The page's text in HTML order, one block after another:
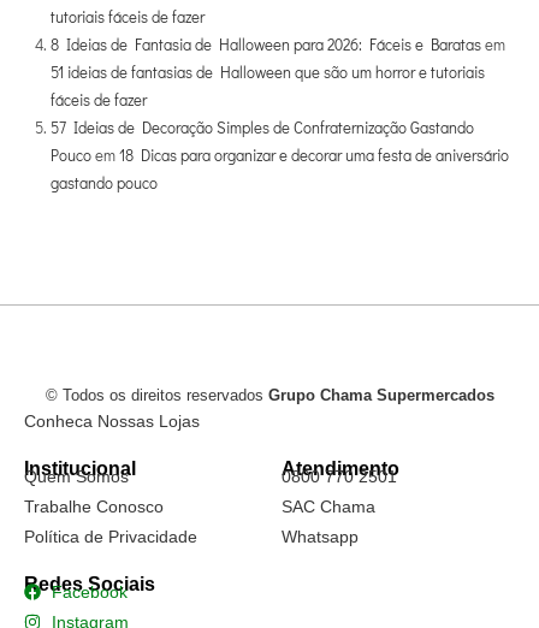
tutoriais fáceis de fazer
8 Ideias de Fantasia de Halloween para 2026: Fáceis e Baratasem
51 ideias de fantasias de Halloween que são um horror e tutoriais
fáceis de fazer
57 Ideias de Decoração Simples de Confraternização Gastando
Poucoem18 Dicas para organizar e decorar uma festa de aniversário
gastando pouco
© Todos os direitos reservados Grupo Chama Supermercados
Conheca Nossas Lojas
Institucional
Quem Somos
Trabalhe Conosco
Política de Privacidade
Atendimento
0800 770 2501
SAC Chama
Whatsapp
Redes Sociais
Facebook
Instagram